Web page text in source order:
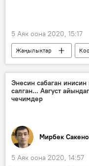
5 Аяк оона 2020, 15:17
Жаңылыктар
Маданият
президент
Аалы
Энесин сабаган инисин
салган... Август
чечимдер
Мирбек
5 Аяк оона 2020, 14:57